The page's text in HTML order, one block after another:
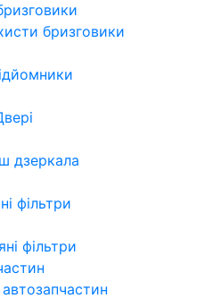
бризговики
дзеркала
фільтри
фільтри